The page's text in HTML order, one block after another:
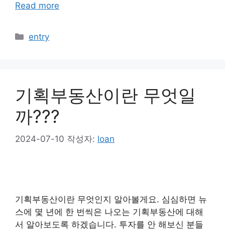
Read more
카
entry
기획부동산이란 무엇일
까???
2024-07-10 작성자: loan
기획부동산이란 무엇인지 알아볼게요. 심심하면 뉴
스에 몇 년에 한 번씩은 나오는 기획부동산에 대해
서 알아보도록 하겠습니다. 투자를 안 해보신 분들